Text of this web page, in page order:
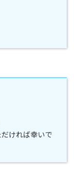
ければ幸いで